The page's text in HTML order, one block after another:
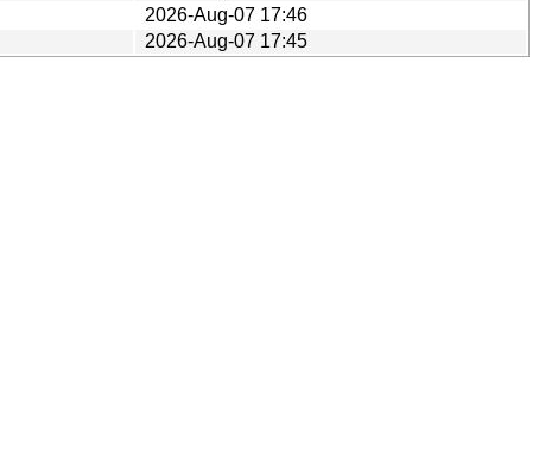
2026-Aug-07 17:46
2026-Aug-07 17:45